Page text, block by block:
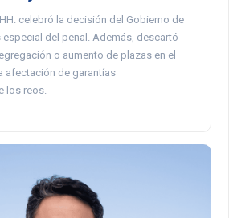
celebró la decisión del Gobierno de
especial del penal. Además, descartó
o aumento de plazas en el
afectación de garantías
los reos.